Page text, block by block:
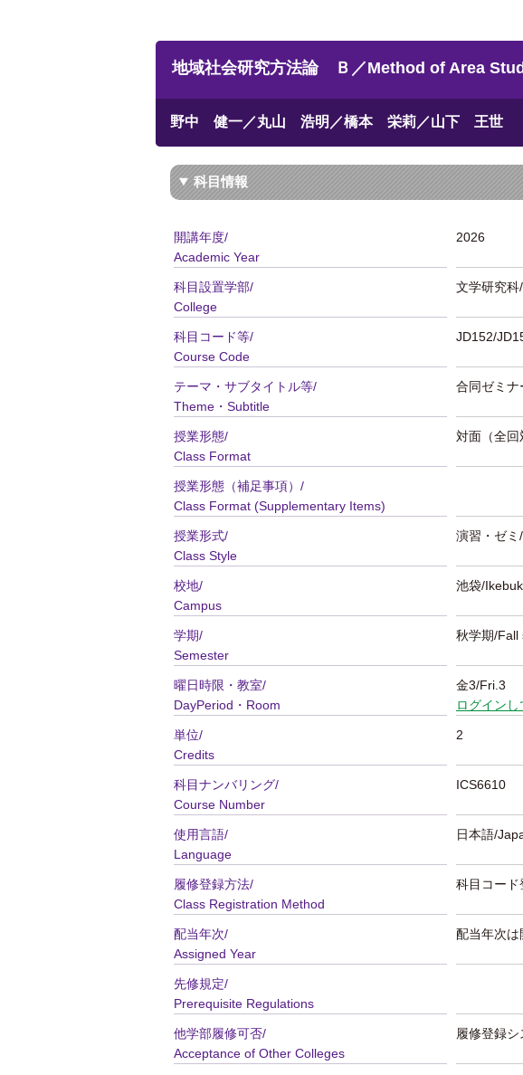
地域社会研究方法論 Ｂ／Method of Area
野中 健一／丸山 浩明／橋本 栄莉／山下 王世
科目情報
開講年度/
Academic Year
2026
科目設置学部/
College
文学研究
科目コード等/
Course Code
JD152/
テーマ・サブタイトル等/
Theme・Subtitle
合同ゼミナ
授業形態/
Class Format
対面（全
授業形態（補足事項）/
Class Format (Supplementary Items)
授業形式/
Class Style
演習・ゼ
校地/
Campus
池袋/
学期/
Semester
秋学期/Fall
曜日時限・教室/
DayPeriod・Room
金3/Fri.3
ログイン
単位/
Credits
2
科目ナンバリング/
Course Number
ICS6610
使用言語/
Language
日本語/
履修登録方法/
Class Registration Method
科目コー
配当年次/
Assigned Year
配当年次は
先修規定/
Prerequisite Regulations
他学部履修可否/
Acceptance of Other Colleges
履修登録シ